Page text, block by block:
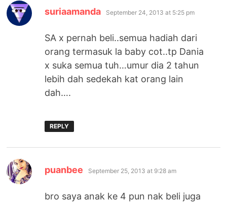
suriaamanda says:
September 24, 2013 at 5:25 pm
SA x pernah beli..semua hadiah dari
orang termasuk la baby cot..tp Dania
x suka semua tuh…umur dia 2 tahun
lebih dah sedekah kat orang lain
dah….
REPLY
puanbee says:
September 25, 2013 at 9:28 am
bro saya anak ke 4 pun nak beli juga